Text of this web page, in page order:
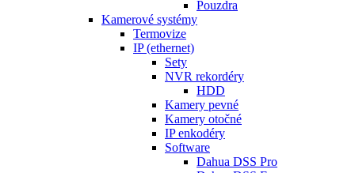
Pouzdra
Kamerové systémy
Termovize
IP (ethernet)
Sety
NVR rekordéry
HDD
Kamery pevné
Kamery otočné
IP enkodéry
Software
Dahua DSS Pro